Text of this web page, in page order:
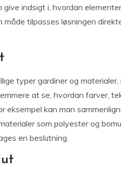
indsigt i, hvordan
tilpasses løsningen
typer gardiner og materialer,
at se, hvordan farver,
eksempel kan man
som polyester og
en beslutning.